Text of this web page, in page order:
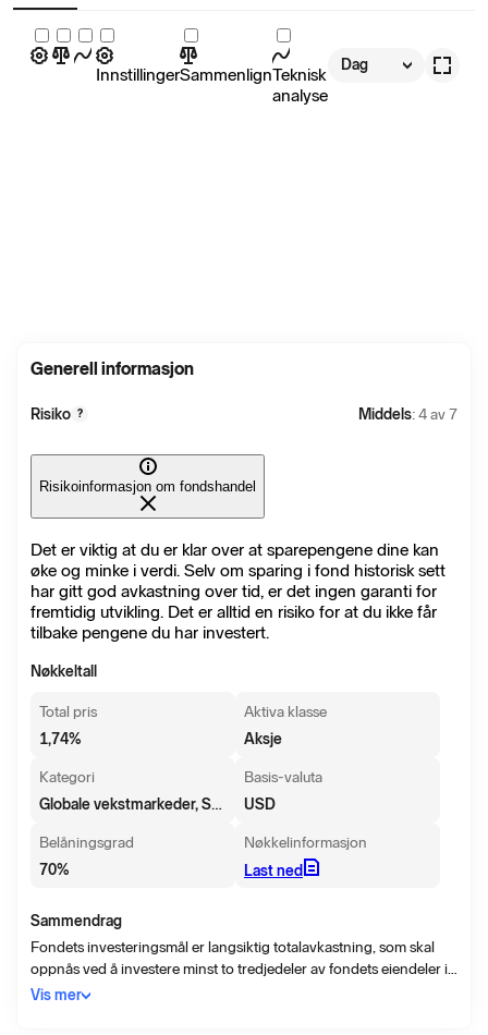
InnstillingerSammenlignTeknisk
analyse
Dag
Generell informasjon
Risiko ? Middels: 4 av 7
Risikoinformasjon om fondshandel
Det er viktig at du er klar over at sparepengene dine kan
øke og minke i verdi. Selv om sparing i fond historisk sett
har gitt god avkastning over tid, er det ingen garanti for
fremtidig utvikling. Det er alltid en risiko for at du ikke får
tilbake pengene du har investert.
Nøkkeltall
Total pris
1,74%
Aktiva klasse
Aksje
Kategori
Globale vekstmarkeder, Små/mellomstore selskaper
Basis-valuta
USD
Belåningsgrad
70%
Nøkkelinformasjon
Last ned
Sammendrag
Fondets investeringsmål er langsiktig totalavkastning, som skal
oppnås ved å investere minst to tredjedeler av fondets eiendeler i
aksjer og aksjerelaterte verdipapirer i mindre selskaper som har
Vis mer